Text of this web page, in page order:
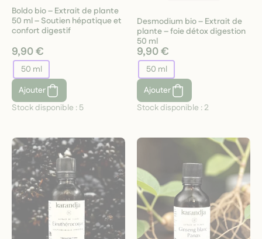
Boldo bio – Extrait de plante
50 ml – Soutien hépatique et
confort digestif
9,90 €
50 ml
Ajouter
Stock disponible : 5
Desmodium bio – Extrait de
plante – foie détox digestion
50 ml
9,90 €
50 ml
Ajouter
Stock disponible : 2